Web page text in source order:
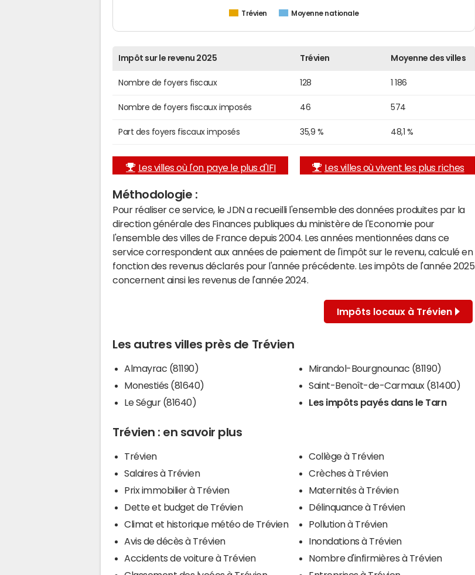
Trévien Moyenne nationale
Impôt sur le revenu 2025 Trévien Moyenne des villes
Nombre de foyers fiscaux 128 1 186
Nombre de foyers fiscaux imposés 46 574
Part des foyers fiscaux imposés 35,9 % 48,1 %
Les villes où l'on paye le plus d'IFI Les villes où vivent les plus riches
Méthodologie :
Pour réaliser ce service, le JDN a recueilli l'ensemble des données produites par la
direction générale des Finances publiques du ministère de l'Economie pour
l'ensemble des villes de France depuis 2004. Les années mentionnées dans ce
service correspondent aux années de paiement de l'impôt sur le revenu, calculé en
fonction des revenus déclarés pour l'année précédente. Les impôts de l'année 2025
concernent ainsi les revenus de l'année 2024.
Impôts locaux à Trévien
Les autres villes près de Trévien
Almayrac (81190)
Monestiés (81640)
Le Ségur (81640)
Mirandol-Bourgnounac (81190)
Saint-Benoît-de-Carmaux (81400)
Les impôts payés dans le Tarn
Trévien : en savoir plus
Trévien
Salaires à Trévien
Prix immobilier à Trévien
Dette et budget de Trévien
Climat et historique météo de Trévien
Avis de décès à Trévien
Accidents de voiture à Trévien
Collège à Trévien
Crèches à Trévien
Maternités à Trévien
Délinquance à Trévien
Pollution à Trévien
Inondations à Trévien
Nombre d'infirmières à Trévien